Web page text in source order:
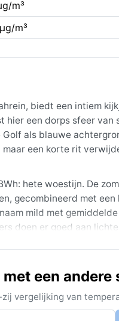
m³
m³
biedt een intiem
een dorps sfeer van
als blauwe
een korte rit
hete woestijn. De
gecombineerd met
mild met
doen er goed aan
wind die in
winter. Hoewel
bijzondere, intense
een andere
vergelijking van